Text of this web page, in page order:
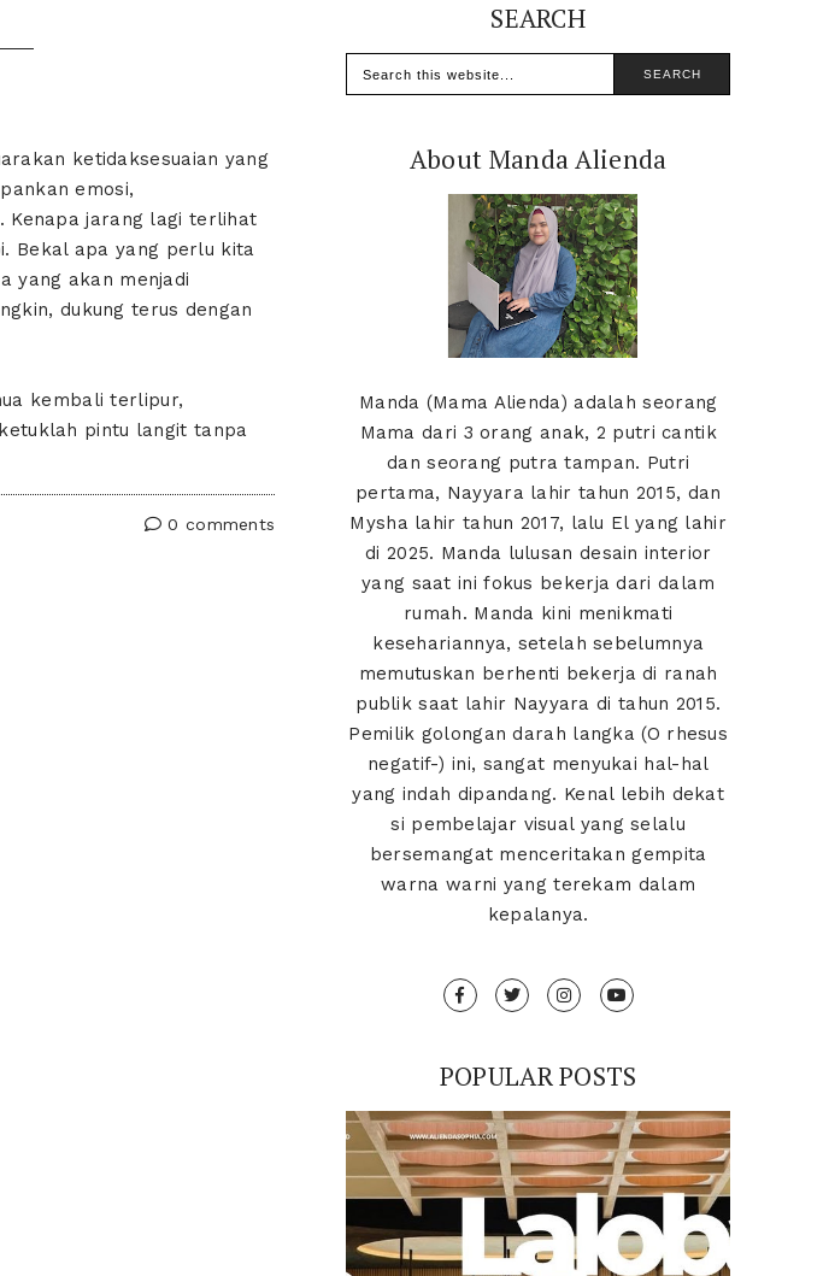
ketidaksesuaian yang
emosi,
Kenapa jarang lagi terlihat
Bekal apa yang perlu kita
yang akan menjadi
dukung terus dengan
kembali terlipur,
pintu langit tanpa
0 comments
SEARCH
About Manda Alienda
Manda (Mama Alienda) adalah seorang
Mama dari 3 orang anak, 2 putri cantik
dan seorang putra tampan. Putri
pertama, Nayyara lahir tahun 2015, dan
Mysha lahir tahun 2017, lalu El yang lahir
di 2025. Manda lulusan desain interior
yang saat ini fokus bekerja dari dalam
rumah. Manda kini menikmati
kesehariannya, setelah sebelumnya
memutuskan berhenti bekerja di ranah
publik saat lahir Nayyara di tahun 2015.
Pemilik golongan darah langka (O rhesus
negatif-) ini, sangat menyukai hal-hal
yang indah dipandang. Kenal lebih dekat
si pembelajar visual yang selalu
bersemangat menceritakan gempita
warna warni yang terekam dalam
kepalanya.
POPULAR POSTS